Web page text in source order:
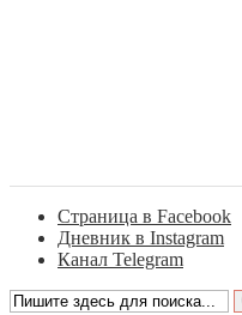
Страница в Facebook
Дневник в Instagram
Канал Telegram